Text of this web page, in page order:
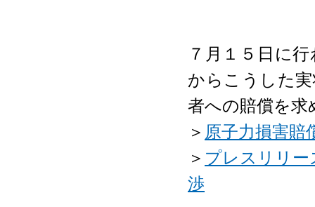
７月１５日に
からこうした
者への賠償を求
＞ 原子力損害賠
＞ プレスリリー
渉